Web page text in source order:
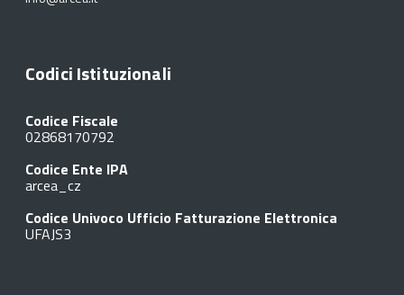
Codici Istituzionali
Codice Fiscale
02868170792
Codice Ente IPA
arcea_cz
Codice Univoco Ufficio Fatturazione Elettronica
UFAJS3